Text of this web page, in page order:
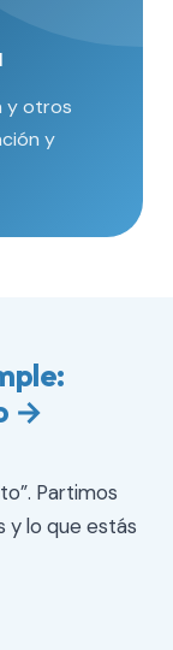
y otros
y
→
Partimos
y lo que estás